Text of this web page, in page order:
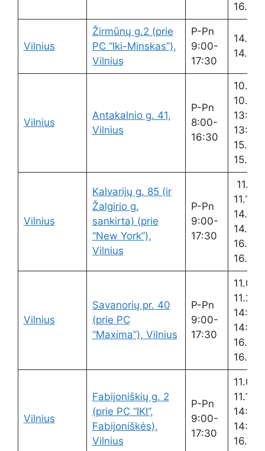
16.15
Vilnius
Žirmūnų g.2 (prie
PC “Iki-Minskas”),
Vilnius
P-Pn
9:00-
17:30
14.00-
14.30
Vilnius
Antakalnio g. 41,
Vilnius
P-Pn
8:00-
16:30
10.00-
10.15
13:00-
13:30
15.00-
15.15
Vilnius
Kalvarijų g. 85 (ir
Žalgirio g.
sankirta) (prie
“New York”),
Vilnius
P-Pn
9:00-
17:30
11.15
14.00-
14.40
16.00-
16.15
Vilnius
Savanorių pr. 40
(prie PC
“Maxima”), Vilnius
P-Pn
9:00-
17:30
11.00-
11.20
14:00-
14:40
16.00-
16.20
Vilnius
Fabijoniškių g. 2
(prie PC “IKI”,
Fabijoniškės),
Vilnius
P-Pn
9:00-
17:30
11.00-
11.15
14:00-
14:30
16.00-